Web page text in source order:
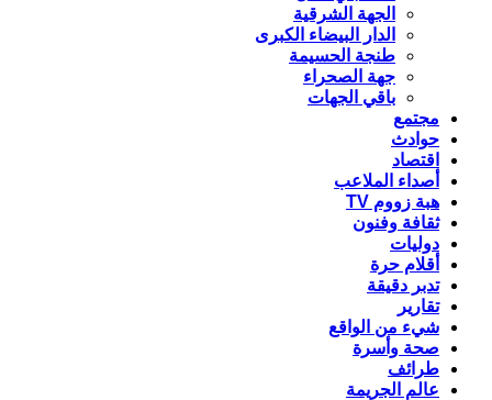
الجهة الشرقية
الدار البيضاء الكبرى
طنجة الحسيمة
جهة الصحراء
باقي الجهات
مجتمع
حوادث
اقتصاد
أصداء الملاعب
هبة زووم TV
ثقافة وفنون
دوليات
أقلام حرة
تدبر دقيقة
تقارير
شيء من الواقع
صحة وأسرة
طرائف
عالم الجريمة